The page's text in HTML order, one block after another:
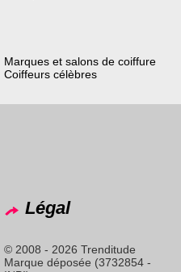
Marques et salons de coiffure
Coiffeurs célèbres
Légal
© 2008 - 2026 Trenditude
Marque déposée (3732854 -